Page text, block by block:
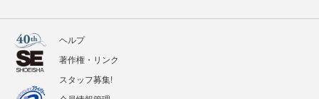
ヘルプ
著作権・リンク
スタッフ募集!